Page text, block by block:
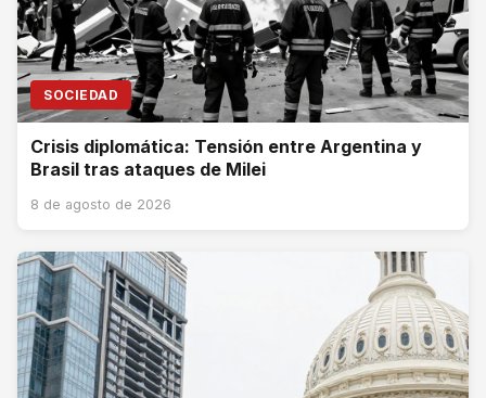
SOCIEDAD
Crisis diplomática: Tensión entre Argentina y
Brasil tras ataques de Milei
8 de agosto de 2026